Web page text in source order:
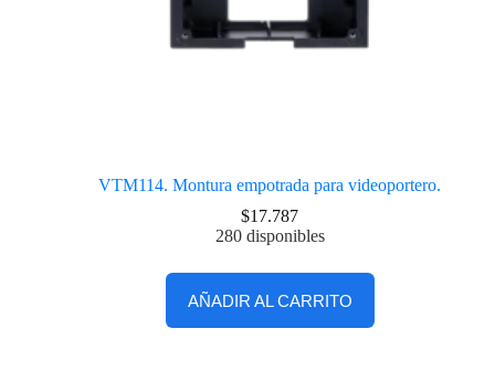
VTM114. Montura empotrada para videoportero.
$17.787
280 disponibles
AÑADIR AL CARRITO